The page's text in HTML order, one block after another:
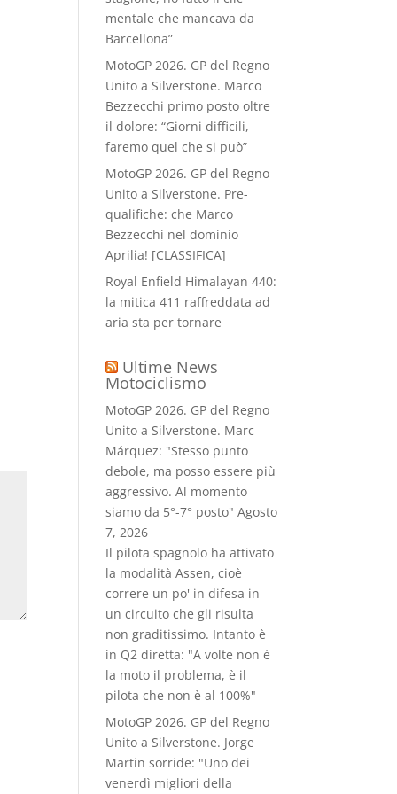
mentale che mancava da
Barcellona”
MotoGP 2026. GP del Regno
Unito a Silverstone. Marco
Bezzecchi primo posto oltre
il dolore: “Giorni difficili,
faremo quel che si può”
MotoGP 2026. GP del Regno
Unito a Silverstone. Pre-
qualifiche: che Marco
Bezzecchi nel dominio
Aprilia! [CLASSIFICA]
Royal Enfield Himalayan 440:
la mitica 411 raffreddata ad
aria sta per tornare
Ultime News
Motociclismo
MotoGP 2026. GP del Regno
Unito a Silverstone. Marc
Márquez: "Stesso punto
debole, ma posso essere più
aggressivo. Al momento
siamo da 5°-7° posto" Agosto
7, 2026
Il pilota spagnolo ha attivato
la modalità Assen, cioè
correre un po' in difesa in
un circuito che gli risulta
non graditissimo. Intanto è
in Q2 diretta: "A volte non è
la moto il problema, è il
pilota che non è al 100%"
MotoGP 2026. GP del Regno
Unito a Silverstone. Jorge
Martin sorride: "Uno dei
venerdì migliori della